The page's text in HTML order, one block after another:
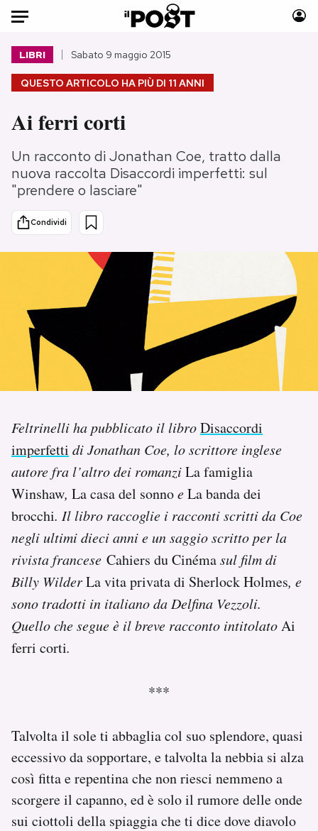
Auto
HOME
Italia
Politica
Tecnologia
Scienza
Consumismi
Storie/Idee
PODCAST
NEWSLETTER
I MIEI PREFERITI
SHOP
CALENDARIO
AREA PERSONALE
Area Personale
Newsletter
Notifiche mobile
QUESTO ARTICOLO HA PIÙ DI 11 ANNI
LIBRI Sabato 9 maggio 2015
Ai ferri corti
Un racconto di Jonathan Coe, tratto dalla
nuova raccolta Disaccordi imperfetti: sul
"prendere o lasciare"
Condividi
Feltrinelli ha pubblicato il libroDisaccordi
imperfetti di Jonathan Coe, lo scrittore inglese
autore fra l’altro dei romanziLa famiglia
Winshaw, La casa del sonnoeLa banda dei
brocchi. Il libro raccoglie i racconti scritti da Coe
negli ultimi dieci anni e un saggio scritto per la
rivista francese Cahiers du Cinémasul film di
Billy WilderLa vita privata di Sherlock Holmes, e
sono tradotti in italiano da Delfina Vezzoli.
Quello che segue è il breve racconto intitolatoAi
ferri corti.
***
Talvolta il sole ti abbaglia col suo splendore, quasi
eccessivo da sopportare, e talvolta la nebbia si alza
così fitta e repentina che non riesci nemmeno a
scorgere il capanno, ed è solo il rumore delle onde
sui ciottoli della spiaggia che ti dice dove diavolo